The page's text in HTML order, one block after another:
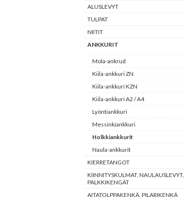
ALUSLEVYT
TULPAT
NIITIT
ANKKURIT
Mola-ankrud
Kiila-ankkuri ZN
Kiila-ankkuri KZN
Kiila-ankkuri A2 / A4
Lyöntiankkuri
Messinkiankkuri
Holkkiankkurit
Naula-ankkurit
KIERRETANGOT
KIINNITYSKULMAT, NAULAUSLEVYT,
PALKKIKENGÄT
AITATOLPPAKENKÄ, PILARIKENKÄ